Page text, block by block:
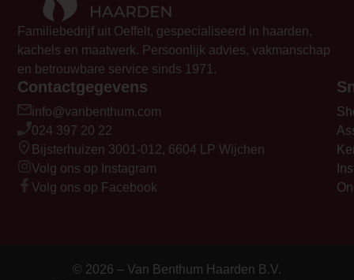
Familiebedrijf uit Oeffelt, gespecialiseerd in haarden,
kachels en maatwerk. Persoonlijk advies, vakmanschap
en betrouwbare service sinds 1971.
Contactgegevens
info@vanbenthum.com
024 397 20 22
Bijsterhuizen 3001-012, 6604 LP Wijchen
Volg ons op Instagram
Volg ons op Facebook
© 2026 – Van Benthum Haarden B.V.